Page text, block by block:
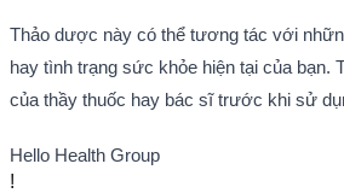
Thảo dược này có thể tương tác với
hay tình trạng sức khỏe hiện tại của bạn.
của thầy thuốc hay bác sĩ trước khi sử
Hello Health Group
!